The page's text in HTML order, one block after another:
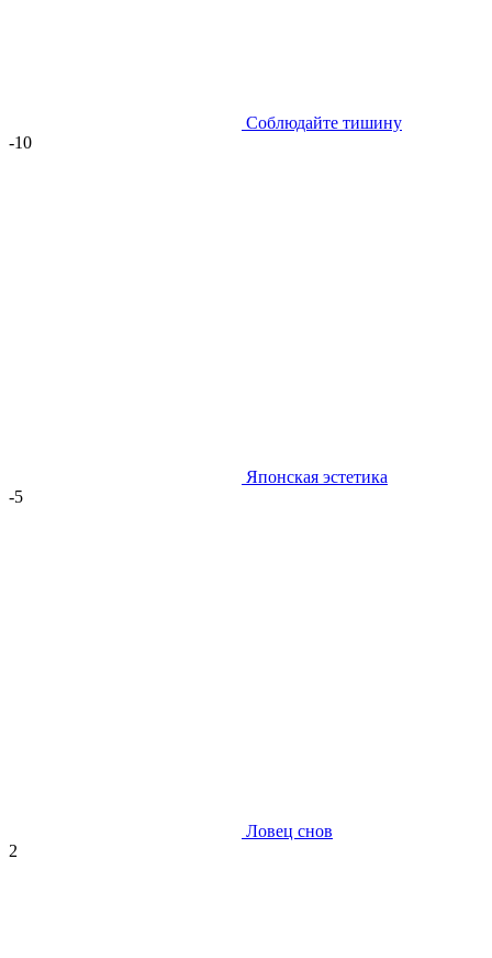
Соблюдайте тишину
-10
Японская эстетика
-5
Ловец снов
2